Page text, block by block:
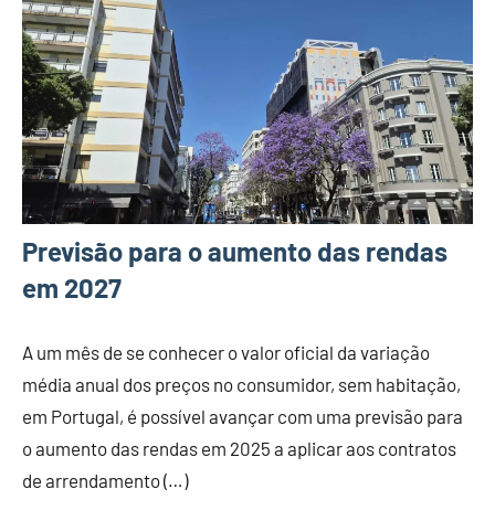
Previsão para o aumento das rendas
em 2027
A um mês de se conhecer o valor oficial da variação
média anual dos preços no consumidor, sem habitação,
em Portugal, é possível avançar com uma previsão para
o aumento das rendas em 2025 a aplicar aos contratos
de arrendamento (…)